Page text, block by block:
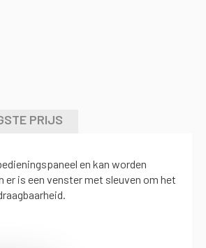
PRIJS
en kan worden
is een venster met sleuven om het